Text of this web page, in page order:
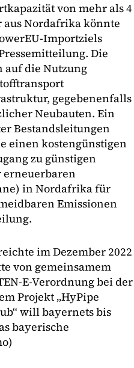
von mehr als 4
Nordafrika könnte
Importziels
Die
die Nutzung
gegebenenfalls
Neubauten. Ein
Bestandsleitungen
einen kostengünstigen
zu günstigen
in Nordafrika für
Emissionen
im Dezember 2022
von gemeinsamem
E-Verordnung bei der
Projekt „HyPipe
will bayernetsbis
bayerische